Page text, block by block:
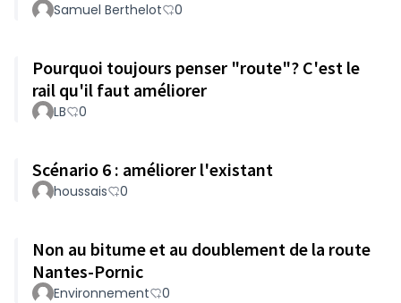
Samuel Berthelot 0
Pourquoi toujours penser "route"? C'est le
rail qu'il faut améliorer
LB 0
Scénario 6 : améliorer l'existant
houssais 0
Non au bitume et au doublement de la route
Nantes-Pornic
Environnement 0